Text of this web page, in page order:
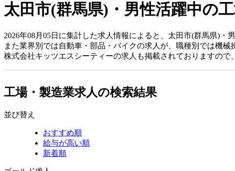
太田市(群馬県)・男性活躍中の
2026年08月05日に集計した求人情報によると、太田市(群馬県)・
また業界別では自動車・部品・バイクの求人が、職種別では機械
株式会社キッツエスシーティーの求人も掲載されておりますので
工場・製造業求人の検索結果
並び替え
おすすめ順
給与が高い順
新着順